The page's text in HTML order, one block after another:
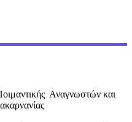
Αναγνωστών και